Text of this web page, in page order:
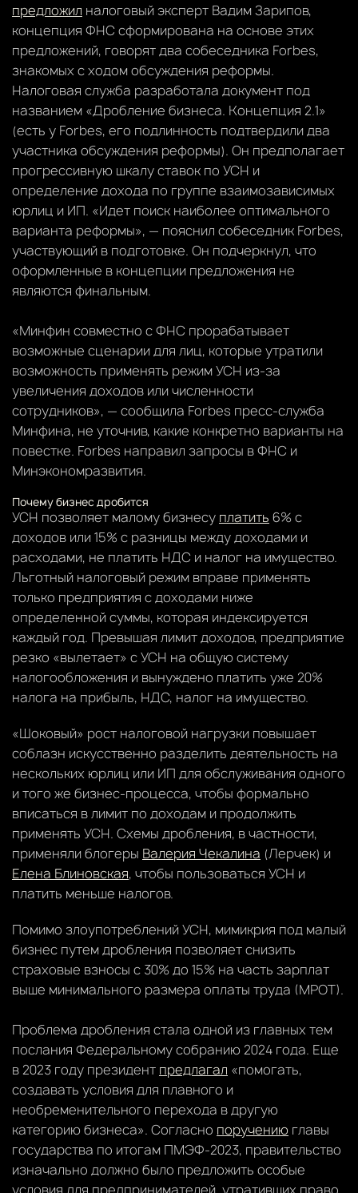
предложил налоговый эксперт Вадим Зарипов,
концепция ФНС сформирована на основе этих
предложений, говорят два собеседника Forbes,
знакомых с ходом обсуждения реформы.
Налоговая служба разработала документ под
названием «Дробление бизнеса. Концепция 2.1»
(есть у Forbes, его подлинность подтвердили два
участника обсуждения реформы). Он предполагает
прогрессивную шкалу ставок по УСН и
определение дохода по группе взаимозависимых
юрлиц и ИП. «Идет поиск наиболее оптимального
варианта реформы», — пояснил собеседник Forbes,
участвующий в подготовке. Он подчеркнул, что
оформленные в концепции предложения не
являются финальным.
«Минфин совместно с ФНС прорабатывает
возможные сценарии для лиц, которые утратили
возможность применять режим УСН из-за
увеличения доходов или численности
сотрудников», — сообщила Forbes пресс-служба
Минфина, не уточнив, какие конкретно варианты на
повестке. Forbes направил запросы в ФНС и
Минэкономразвития.
Почему бизнес дробится
УСН позволяет малому бизнесу платить 6% с
доходов или 15% с разницы между доходами и
расходами, не платить НДС и налог на имущество.
Льготный налоговый режим вправе применять
только предприятия с доходами ниже
определенной суммы, которая индексируется
каждый год. Превышая лимит доходов, предприятие
резко «вылетает» с УСН на общую систему
налогообложения и вынуждено платить уже 20%
налога на прибыль, НДС, налог на имущество.
«Шоковый» рост налоговой нагрузки повышает
соблазн искусственно разделить деятельность на
нескольких юрлиц или ИП для обслуживания одного
и того же бизнес-процесса, чтобы формально
вписаться в лимит по доходам и продолжить
применять УСН. Схемы дробления, в частности,
применяли блогеры Валерия Чекалина (Лерчек) и
Елена Блиновская, чтобы пользоваться УСН и
платить меньше налогов.
Помимо злоупотреблений УСН, мимикрия под малый
бизнес путем дробления позволяет снизить
страховые взносы с 30% до 15% на часть зарплат
выше минимального размера оплаты труда (МРОТ).
Проблема дробления стала одной из главных тем
послания Федеральному собранию 2024 года. Еще
в 2023 году президент предлагал «помогать,
создавать условия для плавного и
необременительного перехода в другую
категорию бизнеса». Согласно поручению главы
государства по итогам ПМЭФ-2023, правительство
изначально должно было предложить особые
условия для предпринимателей, утративших право